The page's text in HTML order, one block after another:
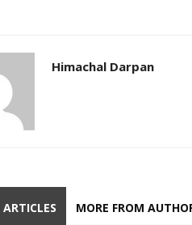
Himachal Darpan
MORE FROM